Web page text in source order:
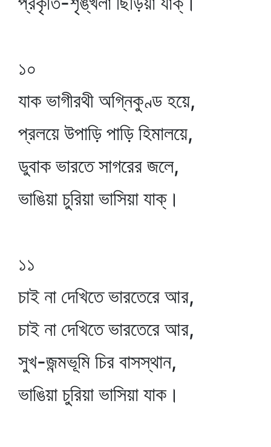
১০
যাক ভাগীরথী অগ্নিকুণ্ড হয়ে,
প্রলয়ে উপাড়ি পাড়ি হিমালয়ে,
ডুবাক ভারতে সাগরের জলে,
ভাঙিয়া চুরিয়া ভাসিয়া যাক্‌।
১১
চাই না দেখিতে ভারতেরে আর,
চাই না দেখিতে ভারতেরে আর,
সুখ-জন্মভূমি চির বাসস্থান,
ভাঙিয়া চুরিয়া ভাসিয়া যাক।